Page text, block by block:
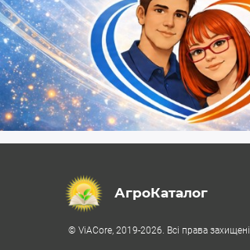
АгроКаталог
© ViACore, 2019-2026. Всі права захищені